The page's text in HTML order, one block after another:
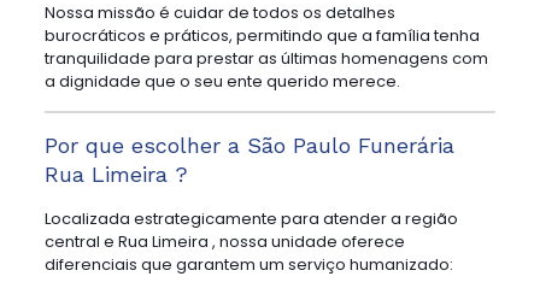
Nossa missão é cuidar de todos os detalhes
burocráticos e práticos, permitindo que a família tenha
tranquilidade para prestar as últimas homenagens com
a dignidade que o seu ente querido merece.
Por que escolher a São Paulo Funerária
Rua Limeira ?
Localizada estrategicamente para atender a região
central e Rua Limeira , nossa unidade oferece
diferenciais que garantem um serviço humanizado: